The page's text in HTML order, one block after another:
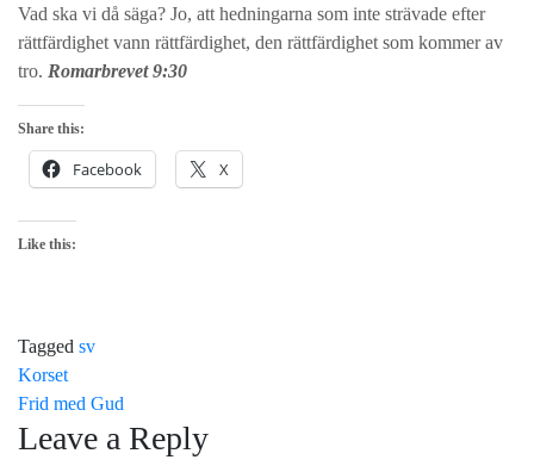
Vad ska vi då säga? Jo, att hedningarna som inte strävade efter
rättfärdighet vann rättfärdighet, den rättfärdighet som kommer av
tro. Romarbrevet 9:30
Share this:
Facebook X
Like this:
Tagged sv
Post
navigation
Korset
Frid med Gud
Leave a Reply